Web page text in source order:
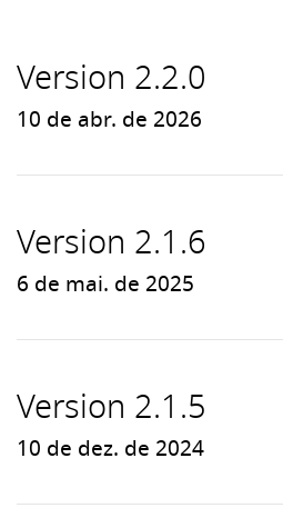
Version 2.2.0
10 de abr. de 2026
Version 2.1.6
6 de mai. de 2025
Version 2.1.5
10 de dez. de 2024